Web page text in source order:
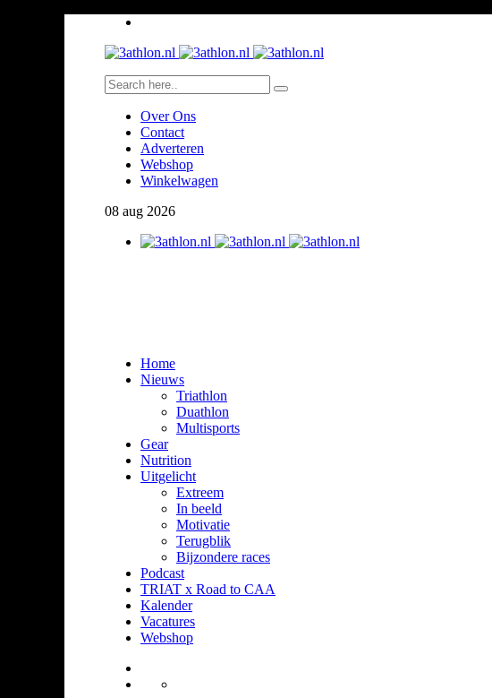
Over Ons
Contact
Adverteren
Webshop
Winkelwagen
08 aug 2026
Home
Nieuws
Triathlon
Duathlon
Multisports
Gear
Nutrition
Uitgelicht
Extreem
In beeld
Motivatie
Terugblik
Bijzondere races
Podcast
TRIAT x Road to CAA
Kalender
Vacatures
Webshop